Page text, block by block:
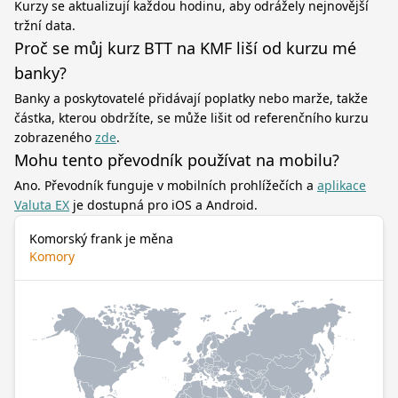
Kurzy se aktualizují každou hodinu, aby odrážely nejnovější
tržní data.
Proč se můj kurz BTT na KMF liší od kurzu mé
banky?
Banky a poskytovatelé přidávají poplatky nebo marže, takže
částka, kterou obdržíte, se může lišit od referenčního kurzu
zobrazeného zde.
Mohu tento převodník používat na mobilu?
Ano. Převodník funguje v mobilních prohlížečích a aplikace
Valuta EX je dostupná pro iOS a Android.
Komorský frank je měna
Komory